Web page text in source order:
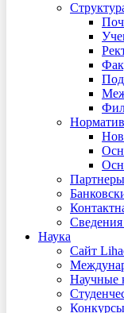
Партнеры
Сведения
Наука
Сайт
Научные